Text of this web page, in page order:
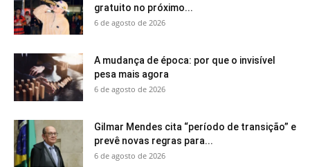
gratuito no próximo...
6 de agosto de 2026
A mudança de época: por que o invisível
pesa mais agora
6 de agosto de 2026
Gilmar Mendes cita “período de transição” e
prevê novas regras para...
6 de agosto de 2026